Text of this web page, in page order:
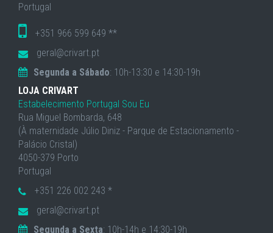
Portugal
+351 966 599 649 **
geral@crivart.pt
Segunda a Sábado: 10h-13:30 e 14:30-19h
LOJA CRIVART
Estabelecimento Portugal Sou Eu
Rua Miguel Bombarda, 648
(À maternidade Júlio Diniz - Parque de Estacionamento -
Palácio Cristal)
4050-379 Porto
Portugal
+351 226 002 243 *
geral@crivart.pt
Segunda a Sexta: 10h-14h e 14:30-19h